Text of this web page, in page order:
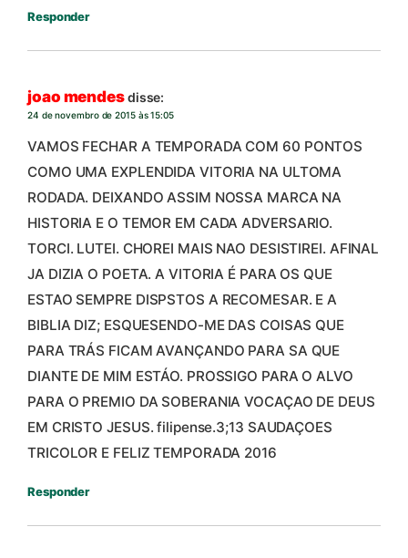
Responder
joao mendesdisse:
24 de novembro de 2015 às 15:05
VAMOS FECHAR A TEMPORADA COM 60 PONTOS
COMO UMA EXPLENDIDA VITORIA NA ULTOMA
RODADA. DEIXANDO ASSIM NOSSA MARCA NA
HISTORIA E O TEMOR EM CADA ADVERSARIO.
TORCI. LUTEI. CHOREI MAIS NAO DESISTIREI. AFINAL
JA DIZIA O POETA. A VITORIA É PARA OS QUE
ESTAO SEMPRE DISPSTOS A RECOMESAR. E A
BIBLIA DIZ; ESQUESENDO-ME DAS COISAS QUE
PARA TRÁS FICAM AVANÇANDO PARA SA QUE
DIANTE DE MIM ESTÁO. PROSSIGO PARA O ALVO
PARA O PREMIO DA SOBERANIA VOCAÇAO DE DEUS
EM CRISTO JESUS. filipense.3;13 SAUDAÇOES
TRICOLOR E FELIZ TEMPORADA 2016
Responder